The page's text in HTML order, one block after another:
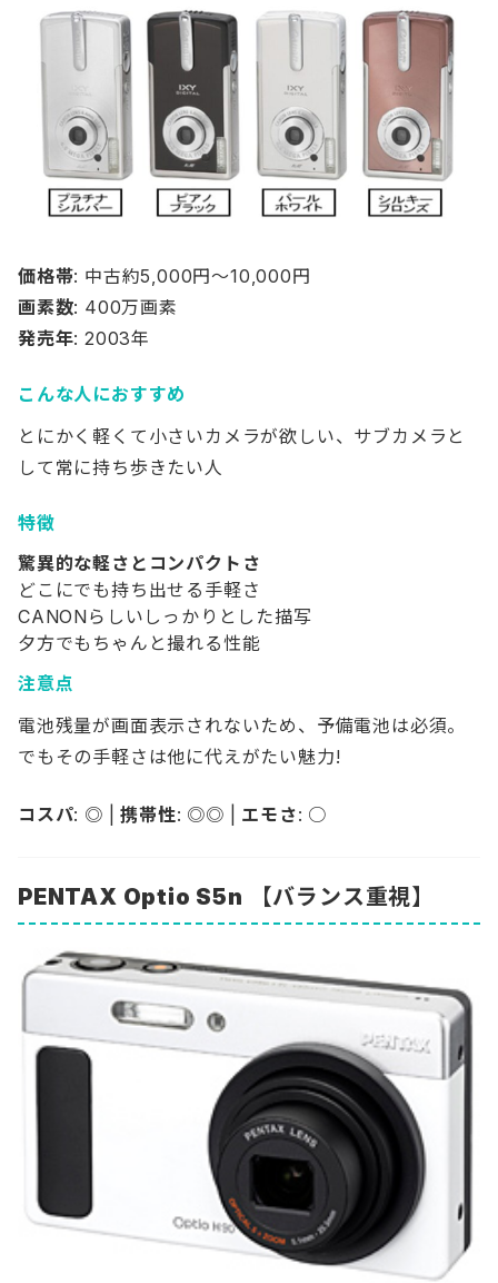
価格帯: 中古約5,000円〜10,000円
画素数: 400万画素
発売年: 2003年
こんな人におすすめ
とにかく軽くて小さいカメラが欲しい、サブカメラと
して常に持ち歩きたい人
特徴
驚異的な軽さとコンパクトさ
どこにでも持ち出せる手軽さ
CANONらしいしっかりとした描写
夕方でもちゃんと撮れる性能
注意点
電池残量が画面表示されないため、予備電池は必須。
でもその手軽さは他に代えがたい魅力!
コスパ: ◎ |携帯性: ◎◎ | エモさ: ○
PENTAX Optio S5n 【バランス重視】